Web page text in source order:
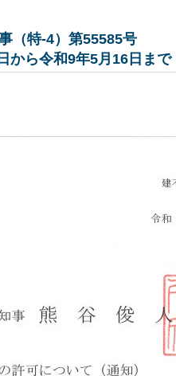
（特-4）第55585号
から令和9年5月16日まで